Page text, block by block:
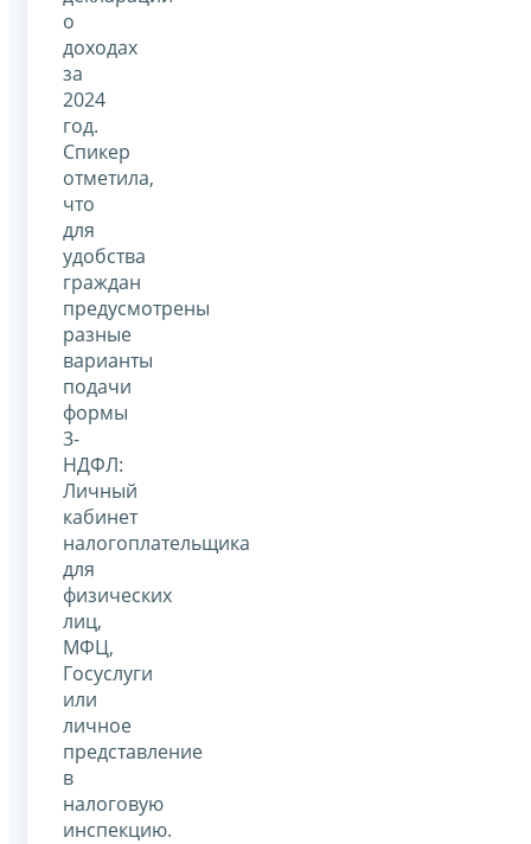
о
доходах
за
2024
год.
Спикер
отметила,
что
для
удобства
граждан
предусмотрены
разные
варианты
подачи
формы
3-
НДФЛ:
Личный
кабинет
налогоплательщика
для
физических
лиц,
МФЦ,
Госуслуги
или
личное
представление
в
налоговую
инспекцию.